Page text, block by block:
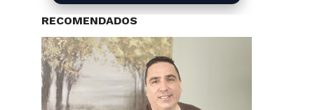
RECOMENDADOS